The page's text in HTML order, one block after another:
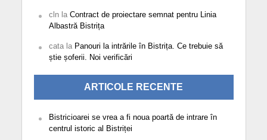
clnla Contract de proiectare semnat pentru Linia
Albastră Bistrița
catala Panouri la intrările în Bistrița. Ce trebuie să
știe șoferii. Noi verificări
ARTICOLE RECENTE
Bistricioarei se vrea a fi noua poartă de intrare în
centrul istoric al Bistriței